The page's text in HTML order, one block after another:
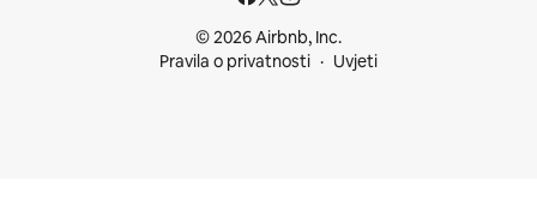
© 2026 Airbnb, Inc.
Pravila o privatnosti
Uvjeti